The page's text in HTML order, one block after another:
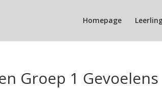
Homepage
Groep 1 Gevoelens